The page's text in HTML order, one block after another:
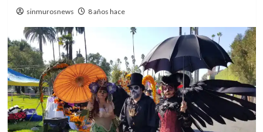
sinmurosnews 8 años hace